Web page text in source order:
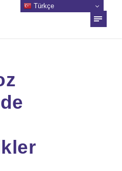
Türkçe